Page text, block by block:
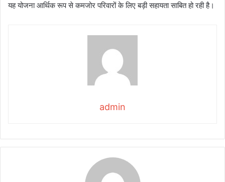
यह योजना आर्थिक रूप से कमजोर परिवारों के लिए बड़ी सहायता साबित हो रही है।
admin